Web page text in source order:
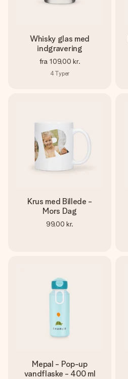
Whisky glas med
indgravering
fra 109,00 kr.
4Typer
Krus med Billede -
Mors Dag
99,00 kr.
Mepal - Pop-up
vandflaske - 400 ml